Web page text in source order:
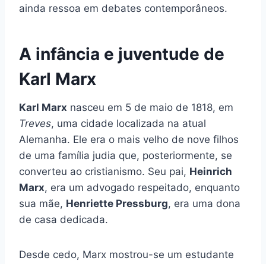
ainda ressoa em debates contemporâneos.
A infância e juventude de
Karl Marx
Karl Marx nasceu em 5 de maio de 1818, em
Treves, uma cidade localizada na atual
Alemanha. Ele era o mais velho de nove filhos
de uma família judia que, posteriormente, se
converteu ao cristianismo. Seu pai, Heinrich
Marx, era um advogado respeitado, enquanto
sua mãe, Henriette Pressburg, era uma dona
de casa dedicada.
Desde cedo, Marx mostrou-se um estudante